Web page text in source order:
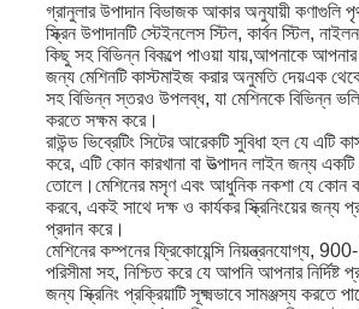
গ্রানুলার উপাদান বিভাজক আকার অনুযায়ী কণাগুলি
স্ক্রিন উপাদানটি স্টেইনলেস স্টিল, কার্বন স্টিল,
কিছু সহ বিভিন্ন বিকল্পে পাওয়া যায়,আপনাকে আপনার
জন্য মেশিনটি কাস্টমাইজ করার অনুমতি দেয়এক
সহ বিভিন্ন স্তরও উপলব্ধ, যা মেশিনকে বিভিন্ন
করতে সক্ষম করে।
রাউন্ড ভিব্রেটিং সিটের আরেকটি সুবিধা হল যে এটি
করে, এটি কোন কারখানা বা উত্পাদন লাইন জন্য
তোলে।মেশিনের মসৃণ এবং আধুনিক নকশা যে কোন
করবে, একই সাথে দক্ষ ও কার্যকর স্ক্রিনিংয়ের জন্য
প্রদান করে।
মেশিনের কম্পনের ফ্রিকোয়েন্সি নিয়ন্ত্রনযোগ্য,
পরিসীমা সহ, নিশ্চিত করে যে আপনি আপনার নির্দিষ্ট
জন্য স্ক্রিনিং প্রক্রিয়াটি সূক্ষ্মভাবে সামঞ্জস্য করতে